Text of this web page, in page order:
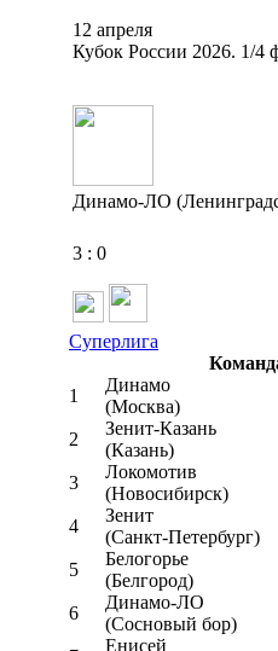
12 апреля
Кубок России 2026. 1/4
Динамо-ЛО
3 : 0
Суперлига
1
Динамо
(Москва)
2
Зенит-Казань
(Казань)
3
Локомотив
(Новосибирск)
4
Зенит
(Санкт-Петербург)
5
Белогорье
(Белгород)
6
Динамо-ЛО
(Сосновый бор)
Енисей